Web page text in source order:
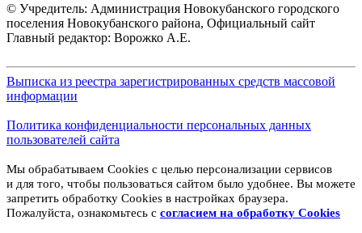
© Учредитель: Администрация Новокубанского городского
поселения Новокубанского района, Официальный сайт
Главный редактор: Ворожко А.Е.
Выписка из реестра зарегистрированных средств массовой
информации
Политика конфиденциальности персональных данных
пользователей сайта
Мы обрабатываем Cookies с целью персонализации сервисов
и для того, чтобы пользоваться сайтом было удобнее. Вы можете
запретить обработку Cookies в настройках браузера.
Пожалуйста, ознакомьтесь с согласием на обработку Cookies